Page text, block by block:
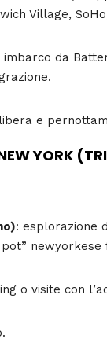
Village,
imbarco da
e
YORK
: esplorazione
newyorkese
o visite con